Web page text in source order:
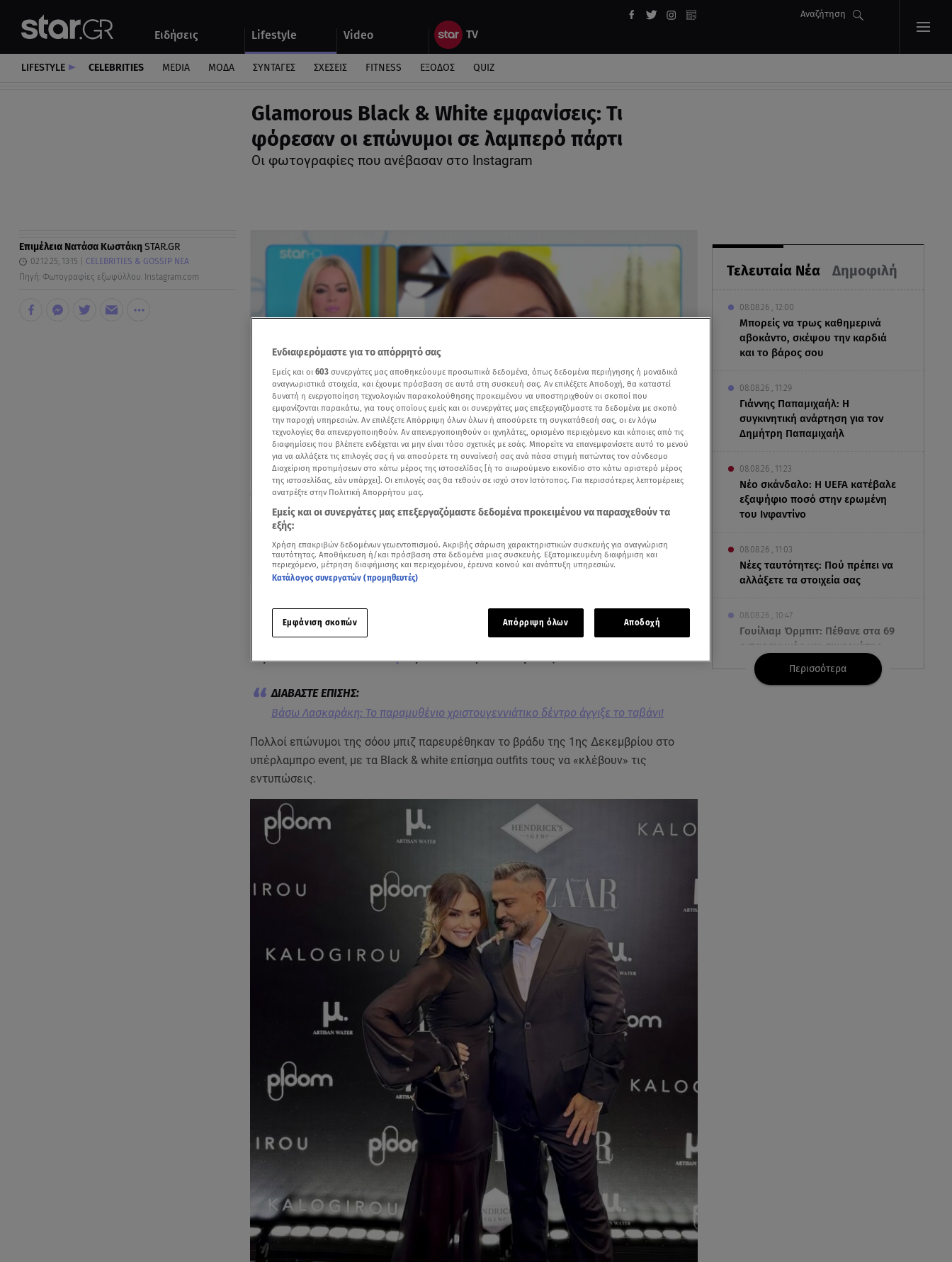
Ειδήσεις Lifestyle Video
Αναζήτηση
Αυτοκίνητο
LIFESTYLE CELEBRITIES MEDIA ΜΟΔΑ ΣΥΝΤΑΓΕΣ ΣΧΕΣΕΙΣ FITNESS ΕΞΟΔΟΣ QUIZ
Glamorous Black & White εμφανίσεις: Τι
φόρεσαν οι επώνυμοι σε λαμπερό πάρτι
Οι φωτογραφίες που ανέβασαν στο Instagram
Τελευταία Νέα Δημοφιλή
08.08.26 , 12:00
Μπορείς να τρως καθημερινά
αβοκάντο, σκέψου την καρδιά
και το βάρος σου
08.08.26 , 11:29
Γιάννης Παπαμιχαήλ: Η
συγκινητική ανάρτηση για τον
Δημήτρη Παπαμιχαήλ
08.08.26 , 11:23
Νέο σκάνδαλο: Η UEFA κατέβαλε
εξαψήφιο ποσό στην ερωμένη
του Ινφαντίνο
08.08.26 , 11:03
Νέες ταυτότητες: Πού πρέπει να
αλλάξετε τα στοιχεία σας
08.08.26 , 10:47
Γουίλιαμ Όρμπιτ: Πέθανε στα 69
ο παραγωγός και συνεργάτης
της Μαντόνα
Περισσότερα
Επιμέλεια Νατάσα ΚωστάκηSTAR.GR
02.12.25, 13:15
CELEBRITIES & GOSSIP ΝΕΑ
Πηγή: Φωτογραφίες εξωφύλλου: Instagram.com
Βάσω Λασκαράκη για διαζύγιο με Γ. Τσιμιτσέλη: «Όταν υπάρχουν παιδιά, "παντρεύεσαι" αυτόν τον άνθρωπο εφ'
Add star.gr on Google
Eκθαμβωτικές εμφανίσεις από Έλληνες celebrities που έδωσαν το «παρών» στο
θεματικό "Black & White"πάρτιγνωστού περιοδικού μόδας.
Βάσω Λασκαράκη: Το παραμυθένιο χριστουγεννιάτικο δέντρο άγγιξε το ταβάνι!
Πολλοί επώνυμοι της σόου μπιζ παρευρέθηκαν το βράδυ της 1ης Δεκεμβρίου στο
υπέρλαμπρο event, με τα Black & white επίσημα outfits τους να «κλέβουν» τις
εντυπώσεις.
Ενδιαφερόμαστε για το απόρρητό σας
Εμείς και οι 603 συνεργάτες μας αποθηκεύουμε προσωπικά δεδομένα, όπως δεδομένα περιήγησης ή μοναδικά
αναγνωριστικά στοιχεία, και έχουμε πρόσβαση σε αυτά στη συσκευή σας. Αν επιλέξετε Αποδοχή, θα καταστεί
δυνατή η ενεργοποίηση τεχνολογιών παρακολούθησης προκειμένου να υποστηριχθούν οι σκοποί που
εμφανίζονται παρακάτω, για τους οποίους εμείς και οι συνεργάτες μας επεξεργαζόμαστε τα δεδομένα με σκοπό
την παροχή υπηρεσιών. Αν επιλέξετε Απόρριψη όλων όλων ή αποσύρετε τη συγκατάθεσή σας, οι εν λόγω
τεχνολογίες θα απενεργοποιηθούν. Αν απενεργοποιηθούν οι ιχνηλάτες, ορισμένο περιεχόμενο και κάποιες από τις
διαφημίσεις που βλέπετε ενδέχεται να μην είναι τόσο σχετικές με εσάς. Μπορείτε να επανεμφανίσετε αυτό το μενού
για να αλλάξετε τις επιλογές σας ή να αποσύρετε τη συναίνεσή σας ανά πάσα στιγμή πατώντας τον σύνδεσμο
Διαχείριση προτιμήσεων στο κάτω μέρος της ιστοσελίδας [ή το αιωρούμενο εικονίδιο στο κάτω αριστερό μέρος
της ιστοσελίδας, εάν υπάρχει]. Οι επιλογές σας θα τεθούν σε ισχύ στον Ιστότοπος. Για περισσότερες λεπτομέρειες
ανατρέξτε στην Πολιτική Απορρήτου μας.
Εμείς και οι συνεργάτες μας επεξεργαζόμαστε δεδομένα προκειμένου να παρασχεθούν τα
εξής:
Χρήση επακριβών δεδομένων γεωεντοπισμού. Ακριβής σάρωση χαρακτηριστικών συσκευής για αναγνώριση
ταυτότητας. Αποθήκευση ή/και πρόσβαση στα δεδομένα μιας συσκευής. Εξατομικευμένη διαφήμιση και
περιεχόμενο, μέτρηση διαφήμισης και περιεχομένου, έρευνα κοινού και ανάπτυξη υπηρεσιών.
Κατάλογος συνεργατών (προμηθευτές)
Εμφάνιση σκοπών Απόρριψη όλων Αποδοχή